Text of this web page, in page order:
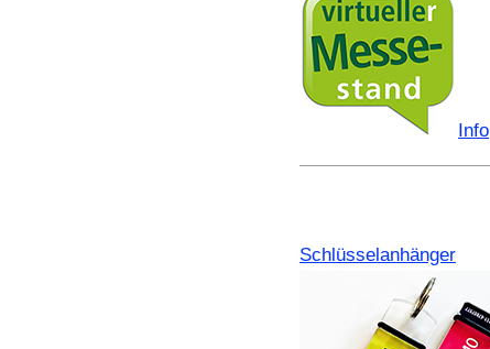
Info
Schlüsselanhänger